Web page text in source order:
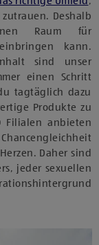
Deshalb
Raum für
kann.
sind unser
einen Schritt
tagtäglich dazu
Produkte zu
Filialen anbieten
Daher sind
jeder sexuellen